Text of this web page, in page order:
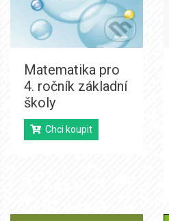
Matematika pro
4. ročník základní
školy
Chci koupit